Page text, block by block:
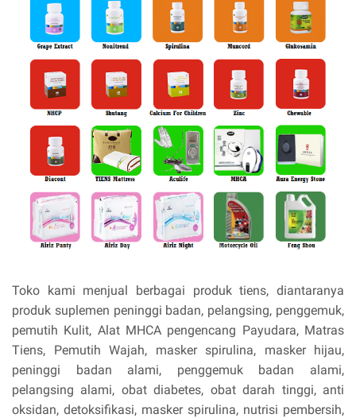
Toko kami menjual berbagai produk tiens, diantaranya
produk suplemen peninggi badan, pelangsing, penggemuk,
pemutih Kulit, Alat MHCA pengencang Payudara, Matras
Tiens, Pemutih Wajah, masker spirulina, masker hijau,
peninggi badan alami, penggemuk badan alami,
pelangsing alami, obat diabetes, obat darah tinggi, anti
oksidan, detoksifikasi, masker spirulina, nutrisi pembersih,